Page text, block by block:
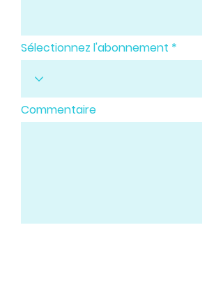
Sélectionnez l'abonnement
Commentaire